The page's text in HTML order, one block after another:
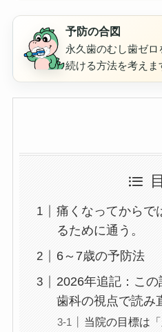
予防の合図
永久歯のむし歯ゼ
続ける方法を考えま
痛くなってからで
るために通う。
6～7歳の予防法
2026年追記：こ
歯科の視点で読み
当院の目標は